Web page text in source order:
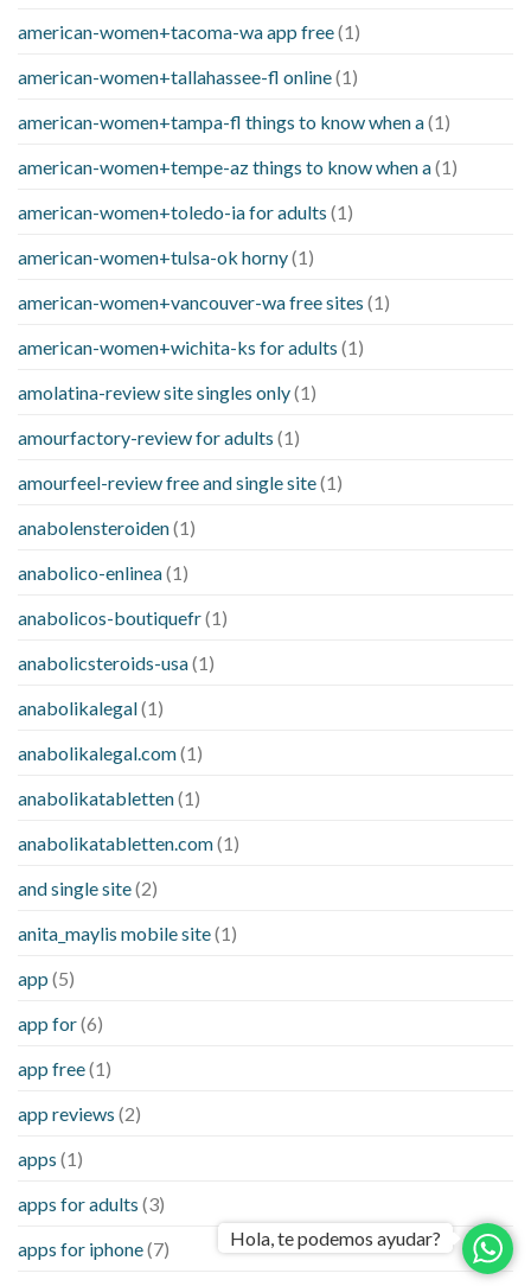
american-women+tacoma-wa app free(1)
american-women+tallahassee-fl online(1)
american-women+tampa-fl things to know when a(1)
american-women+tempe-az things to know when a(1)
american-women+toledo-ia for adults (1)
american-women+tulsa-ok horny(1)
american-women+vancouver-wa free sites (1)
american-women+wichita-ks for adults (1)
amolatina-review site singles only(1)
amourfactory-review for adults (1)
amourfeel-review free and single site(1)
anabolensteroiden(1)
anabolico-enlinea(1)
anabolicos-boutiquefr(1)
anabolicsteroids-usa(1)
anabolikalegal(1)
anabolikalegal.com(1)
anabolikatabletten(1)
anabolikatabletten.com(1)
and single site(2)
anita_maylis mobile site(1)
app (5)
app for(6)
app free(1)
app reviews (2)
apps (1)
apps for adults (3)
apps for iphone(7)
Hola, te podemos ayudar?